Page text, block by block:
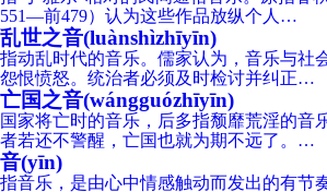
551—前479）认为这些作品放纵个人…
乱世之音(luànshìzhīyīn)
指动乱时代的音乐。儒家认为，音乐与社
怨恨愤怒。统治者必须及时检讨并纠正…
亡国之音(wángguózhīyīn)
国家将亡时的音乐，后多指颓靡荒淫的
者若还不警醒，亡国也就为期不远了。…
音(yīn)
指音乐，是由心中情感触动而发出的有节